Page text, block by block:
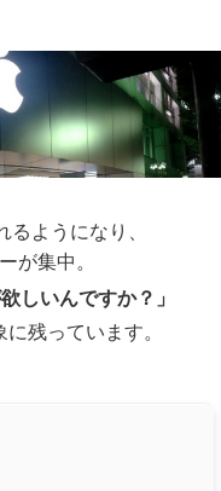
ようになり、
が集中。
しいんですか？」
残っています。